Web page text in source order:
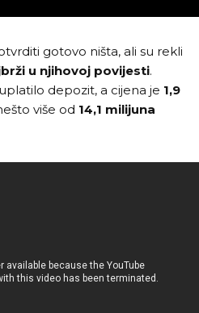
gotovo ništa, ali su rekli
u njihovoj povijesti.
depozit, a cijena je 1,9
više od 14,1 milijuna